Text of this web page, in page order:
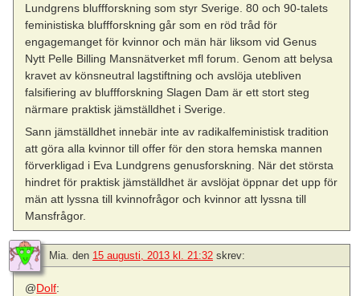
Lundgrens bluffforskning som styr Sverige. 80 och 90-talets
feministiska bluffforskning går som en röd tråd för
engagemanget för kvinnor och män här liksom vid Genus
Nytt Pelle Billing Mansnätverket mfl forum. Genom att belysa
kravet av könsneutral lagstiftning och avslöja utebliven
falsifiering av bluffforskning Slagen Dam är ett stort steg
närmare praktisk jämställdhet i Sverige.
Sann jämställdhet innebär inte av radikalfeministisk tradition
att göra alla kvinnor till offer för den stora hemska mannen
förverkligad i Eva Lundgrens genusforskning. När det största
hindret för praktisk jämställdhet är avslöjat öppnar det upp för
män att lyssna till kvinnofrågor och kvinnor att lyssna till
Mansfrågor.
Mia. den 15 augusti, 2013 kl. 21:32 skrev:
@Dolf: